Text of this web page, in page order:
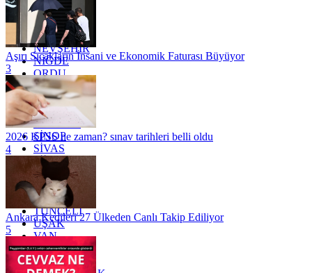
MERSİN
MUĞLA
MUŞ
NEVŞEHİR
NİĞDE
ORDU
OSMANİYE
RİZE
SAKARYA
SAMSUN
SİNOP
SİVAS
SİİRT
TEKİRDAĞ
TOKAT
TRABZON
TUNCELİ
UŞAK
VAN
YALOVA
YOZGAT
Aşırı Sıcakların İnsani ve Ekonomik Faturası Büyüyor
3
2026 KPSS ne zaman? sınav tarihleri belli oldu
4
Ankara Kedileri 27 Ülkeden Canlı Takip Ediliyor
5